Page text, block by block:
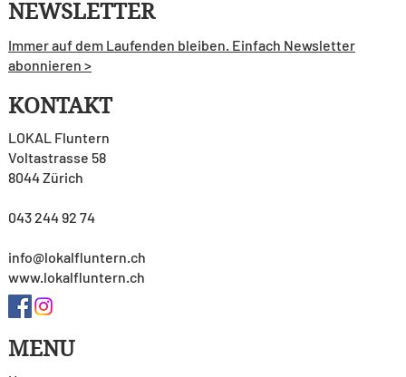
MENU
KONTAKT
LOKAL Fluntern
Voltastrasse 58
8044 Zürich
043 244 92 74
info@lokalfluntern.ch
www.lokalfluntern.ch
NEWSLETTER
Immer auf dem Laufenden bleiben. Einfach Newsletter
abonnieren >